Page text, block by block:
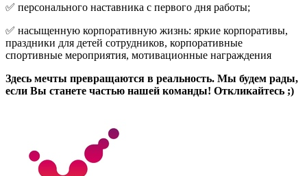
✅ персонального наставника с первого дня работы;
✅ насыщенную корпоративную жизнь: яркие корпоративы,
праздники для детей сотрудников, корпоративные
спортивные мероприятия, мотивационные награждения
Здесь мечты превращаются в реальность. Мы будем рады,
если Вы станете частью нашей команды! Откликайтесь ;)